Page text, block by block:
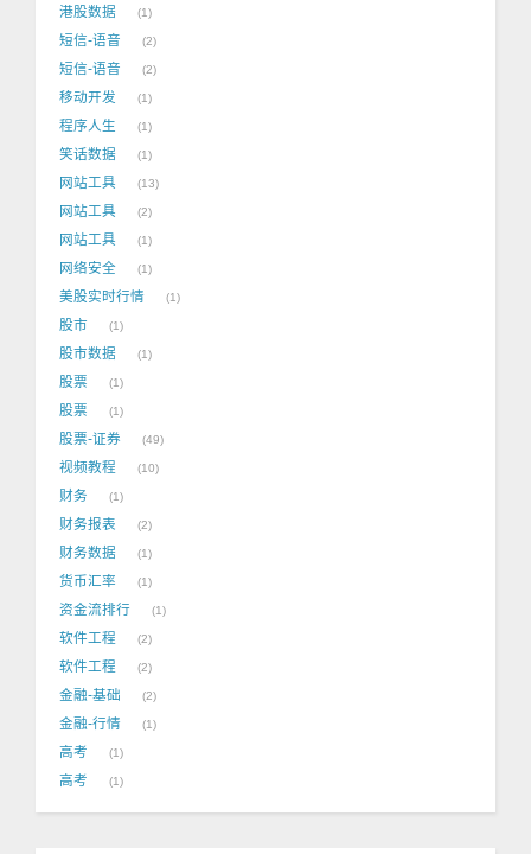
港股数据 1
短信-语音 2
短信-语音 2
移动开发 1
程序人生 1
笑话数据 1
网站工具 13
网站工具 2
网站工具 1
网络安全 1
美股实时行情 1
股市 1
股市数据 1
股票 1
股票 1
股票-证券 49
视频教程 10
财务 1
财务报表 2
财务数据 1
货币汇率 1
资金流排行 1
软件工程 2
软件工程 2
金融-基础 2
金融-行情 1
高考 1
高考 1